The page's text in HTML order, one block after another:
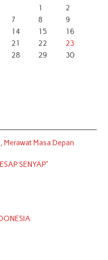
1
2
7 8
9
14 15
16
21 22
23
28 29
30
Merawat Masa Depan
SENYAP”